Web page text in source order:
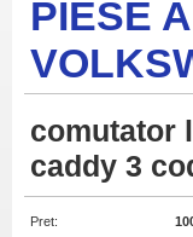
PIESE
comutator
caddy 3
Pret: